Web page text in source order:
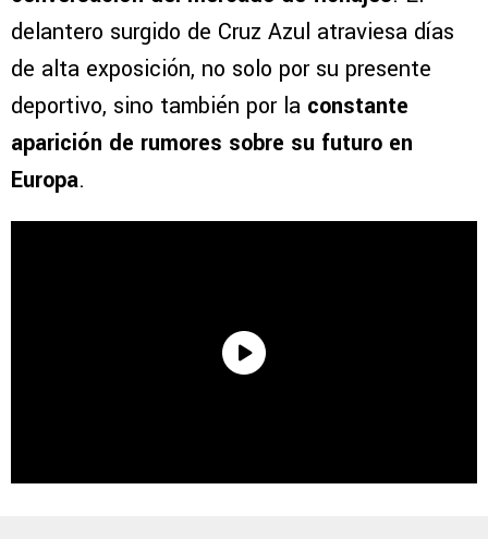
delantero surgido de Cruz Azul atraviesa días
de alta exposición, no solo por su presente
deportivo, sino también por la constante
aparición de rumores sobre su futuro en
Europa.